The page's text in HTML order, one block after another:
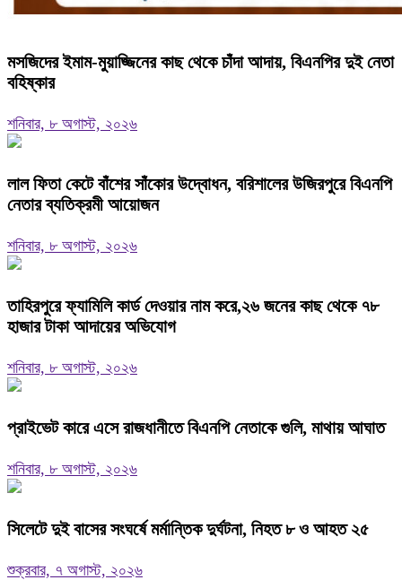
মসজিদের ইমাম-মুয়াজ্জিনের কাছ থেকে চাঁদা আদায়, বিএনপির দুই নেতা
বহিষ্কার
শনিবার, ৮ অগাস্ট, ২০২৬
‎লাল ফিতা কেটে বাঁশের সাঁকোর উদ্বোধন, বরিশালের উজিরপুরে বিএনপি
নেতার ব্যতিক্রমী আয়োজন
শনিবার, ৮ অগাস্ট, ২০২৬
তাহিরপুরে ফ্যামিলি কার্ড দেওয়ার নাম করে,২৬ জনের কাছ থেকে ৭৮
হাজার টাকা আদায়ের অভিযোগ
শনিবার, ৮ অগাস্ট, ২০২৬
প্রাইভেট কারে এসে রাজধানীতে বিএনপি নেতাকে গুলি, মাথায় আঘাত
শনিবার, ৮ অগাস্ট, ২০২৬
সিলেটে দুই বাসের সংঘর্ষে মর্মান্তিক দুর্ঘটনা, নিহত ৮ ও আহত ২৫
শুক্রবার, ৭ অগাস্ট, ২০২৬